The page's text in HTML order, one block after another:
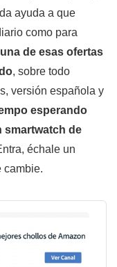
ayuda a que
como para
una de esas ofertas
, sobre todo
versión española y
esperando
smartwatch de
échale un
cambie.